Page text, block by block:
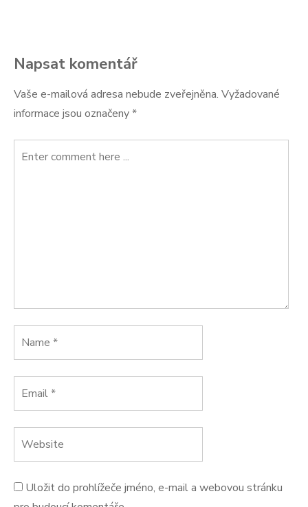
příspěvek
Napsat komentář
Vaše e-mailová adresa nebude zveřejněna. Vyžadované
informace jsou označeny*
Uložit do prohlížeče jméno, e-mail a webovou stránku